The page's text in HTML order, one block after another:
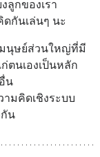
ลูกของเรา
กันเล่นๆ นะ
มนุษย์ส่วนใหญ่ที่มี
ตนเองเป็นหลัก
น
มคิดเชิงระบบ
น